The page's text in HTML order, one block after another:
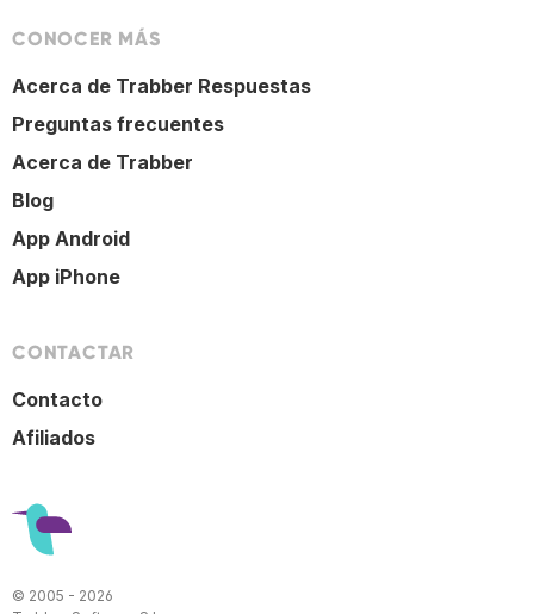
CONOCER MÁS
Acerca de Trabber Respuestas
Preguntas frecuentes
Acerca de Trabber
Blog
App Android
App iPhone
CONTACTAR
Contacto
Afiliados
© 2005 - 2026